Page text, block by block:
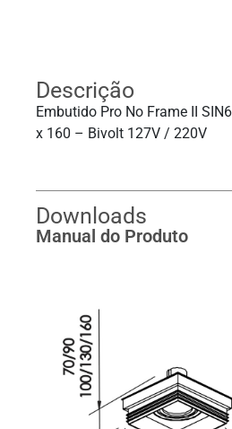
Descrição
Embutido Pro No Frame II
x 160 – Bivolt 127V / 220V
Downloads
Manual do Produto